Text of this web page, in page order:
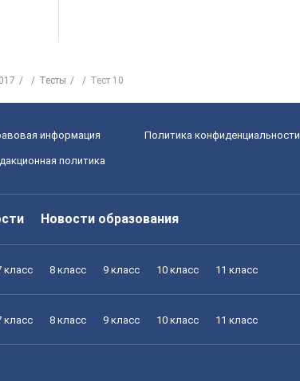
Тесты Тест 10
информация Политика конфиденциальности
политика
Новости образования
класс 8 класс 9 класс 10 класс 11 класс
класс 8 класс 9 класс 10 класс 11 класс